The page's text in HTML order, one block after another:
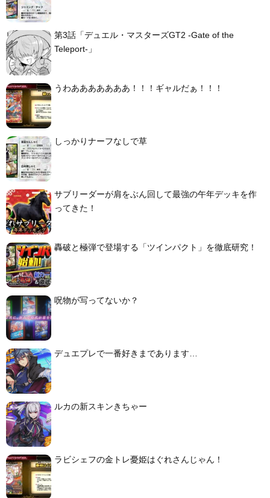
第3話「デュエル・マスターズGT2 -Gate of the
Teleport-」
うわあああああああ！！！ギャルだぁ！！！
しっかりナーフなしで草
サブリーダーが肩をぶん回して最強の午年デッキを作
ってきた！
轟破と極弾で登場する「ツインパクト」を徹底研究！
呪物が写ってないか？
デュエプレで一番好きまであります…
ルカの新スキンきちゃー
ラビシェフの金トレ憂姫はぐれさんじゃん！